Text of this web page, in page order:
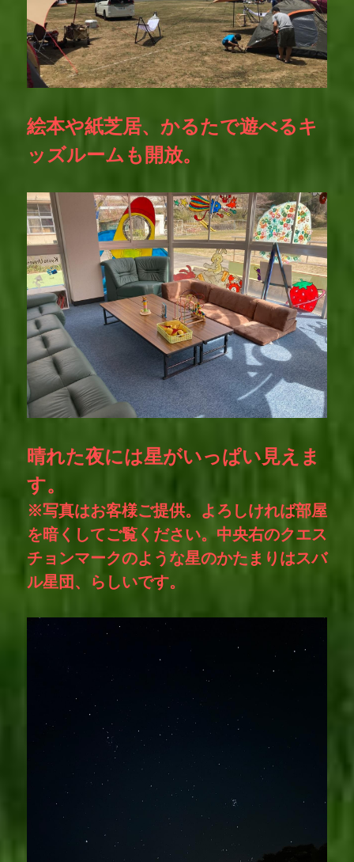
絵本や紙芝居、かるたで遊べるキ
ッズルームも開放。
晴れた夜には星がいっぱい見えま
す。
※写真はお客様ご提供。よろしければ部屋
を暗くしてご覧ください。中央右のクエス
チョンマークのような星のかたまりはスバ
ル星団、らしいです。